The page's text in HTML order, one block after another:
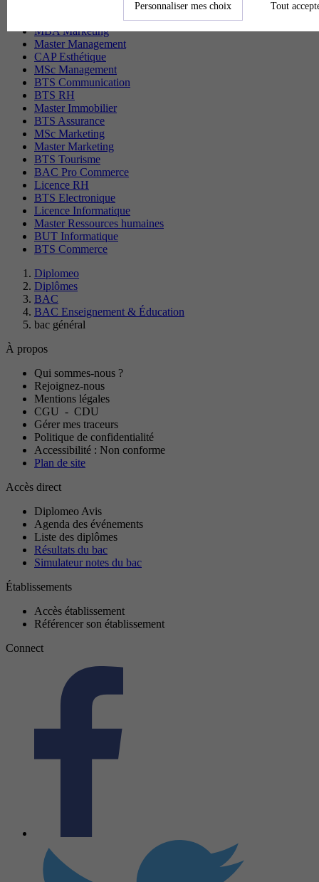
MBA Marketing
Master Management
CAP Esthétique
MSc Management
BTS Communication
BTS RH
Master Immobilier
BTS Assurance
MSc Marketing
Master Marketing
BTS Tourisme
BAC Pro Commerce
Licence RH
BTS Electronique
Licence Informatique
Master Ressources humaines
BUT Informatique
BTS Commerce
Diplomeo
Diplômes
BAC
BAC Enseignement & Éducation
bac général
À propos
Qui sommes-nous ?
Rejoignez-nous
Mentions légales
CGU - CDU
Gérer mes traceurs
Politique de confidentialité
Accessibilité : Non conforme
Plan de site
Accès direct
Diplomeo Avis
Agenda des événements
Liste des diplômes
Résultats du bac
Simulateur notes du bac
Établissements
Accès établissement
Référencer son établissement
Connect
Personnaliser mes choix Tout